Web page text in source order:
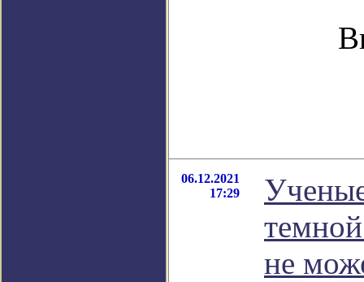
06.12.2021
17:29
не